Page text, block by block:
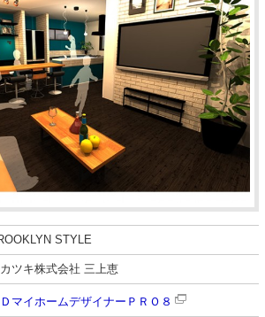
STYLE
ツキ株式会社 三上恵
ＤマイホームデザイナーＰＲＯ８